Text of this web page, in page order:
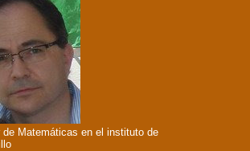
de Matemáticas en el instituto de